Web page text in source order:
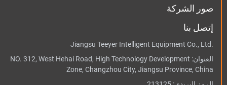
صور الشركة
إتصل بنا
Jiangsu Teeyer Intelligent Equipment Co., Ltd.
العنوان: NO. 312, West Hehai Road, High Technology Development
Zone, Changzhou City, Jiangsu Province, China